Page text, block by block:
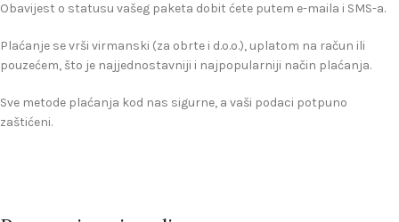
Obavijest o statusu vašeg paketa dobit ćete putem e-maila i SMS-a.
Plaćanje se vrši virmanski (za obrte i d.o.o.), uplatom na račun ili
pouzećem, što je najjednostavniji i najpopularniji način plaćanja.
Sve metode plaćanja kod nas sigurne, a vaši podaci potpuno
zaštićeni.